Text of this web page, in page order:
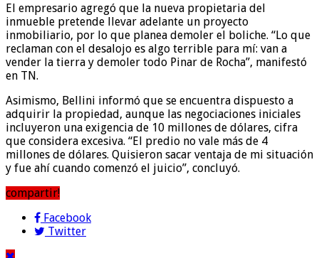
El empresario agregó que la nueva propietaria del
inmueble pretende llevar adelante un proyecto
inmobiliario, por lo que planea demoler el boliche. “Lo que
reclaman con el desalojo es algo terrible para mí: van a
vender la tierra y demoler todo Pinar de Rocha”, manifestó
en TN.
Asimismo, Bellini informó que se encuentra dispuesto a
adquirir la propiedad, aunque las negociaciones iniciales
incluyeron una exigencia de 10 millones de dólares, cifra
que considera excesiva. “El predio no vale más de 4
millones de dólares. Quisieron sacar ventaja de mi situación
y fue ahí cuando comenzó el juicio”, concluyó.
compartir!
Facebook
Twitter